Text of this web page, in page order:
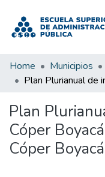
Home Municipios
Plan
Cóper
Cóper